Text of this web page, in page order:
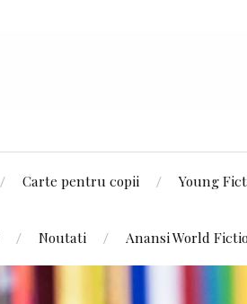
Carte pentru copii Young
Noutati Anansi World